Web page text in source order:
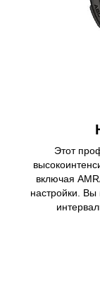
Этот
включая
настройки. Вы